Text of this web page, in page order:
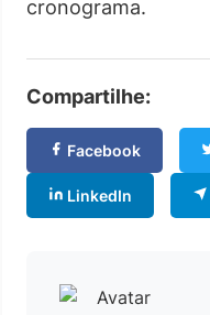
cronograma.
Compartilhe:
Facebook
LinkedIn